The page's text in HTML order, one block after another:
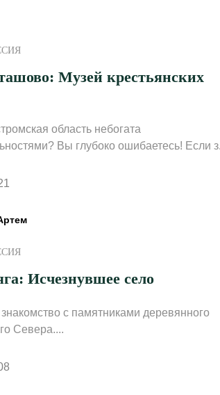
Музей крестьянских
область небогата
Вы глубоко ошибаетесь! Если
Исчезнувшее село
с памятниками деревянного
Севера....